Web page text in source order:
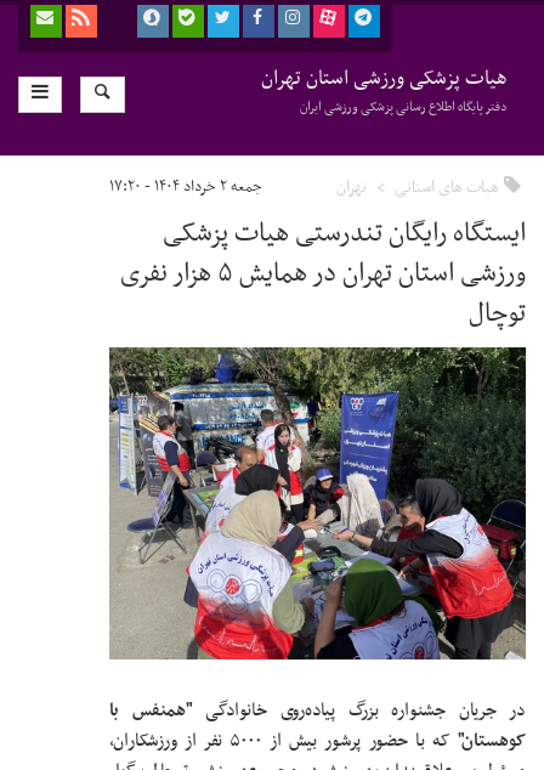
هیات پزشکی ورزشی استان تهران
دفتر پایگاه اطلاع رسانی پزشکی ورزشی ایران
هیات های استانی تهران جمعه ۲ خرداد ۱۴۰۴ - ۱۷:۲۰
ایستگاه رایگان تندرستی هیات پزشکی
ورزشی استان تهران در همایش ۵ هزار نفری
توچال
در جریان جشنواره بزرگ پیاده‌روی خانوادگی"همنفس با
کوهستان"
که با حضور پرشور بیش از ۵۰۰۰ نفر از ورزشکاران،